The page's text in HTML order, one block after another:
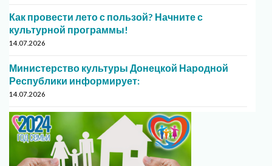
Как провести лето с пользой? Начните с
культурной программы!
14.07.2026
Министерство культуры Донецкой Народной
Республики информирует:
14.07.2026